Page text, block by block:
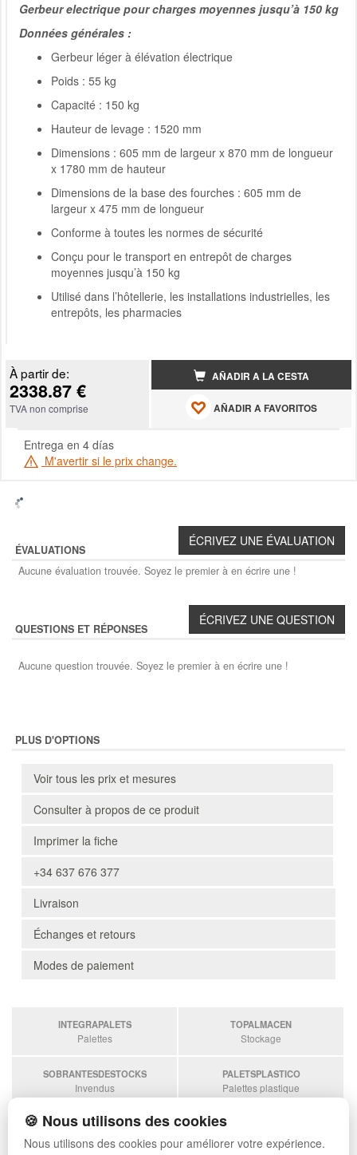
Gerbeur electrique pour charges moyennes jusqu’à 150 kg
Données générales :
Gerbeur léger à élévation électrique
Poids : 55 kg
Capacité : 150 kg
Hauteur de levage : 1520 mm
Dimensions : 605 mm de largeur x 870 mm de longueur
x 1780 mm de hauteur
Dimensions de la base des fourches : 605 mm de
largeur x 475 mm de longueur
Conforme à toutes les normes de sécurité
Conçu pour le transport en entrepôt de charges
moyennes jusqu’à 150 kg
Utilisé dans l’hôtellerie, les installations industrielles, les
entrepôts, les pharmacies
À partir de:
2338.87 €
TVA non comprise
AÑADIR A LA CESTA
AÑADIR A FAVORITOS
Entrega en 4 días
M'avertir si le prix change.
ÉVALUATIONS
Aucune évaluation trouvée. Soyez le premier à en écrire une !
QUESTIONS ET RÉPONSES
Aucune question trouvée. Soyez le premier à en écrire une !
PLUS D'OPTIONS
Voir tous les prix et mesures
Consulter à propos de ce produit
Imprimer la fiche
+34 637 676 377
Livraison
Échanges et retours
Modes de paiement
INTEGRAPALETS
Palettes
TOPALMACEN
Stockage
SOBRANTESDESTOCKS
Invendus
PALETSPLASTICO
Palettes plastique
ESTANTERIASKIT
Estanterias
🍪 Nous utilisons des cookies
Nous utilisons des cookies pour améliorer votre expérience.